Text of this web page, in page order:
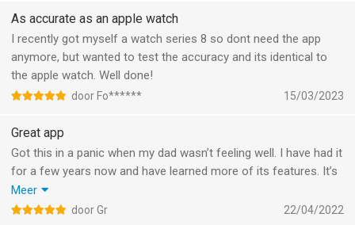
oximeters gebruikt in ziekenhuizen puls.
---------------------
Belangrijkste kenmerken:
√ hartslagmeting
√ Heart Rate Activity Zone Calculator
As accurate as an apple watch
I recently got myself a watch series 8 so dont need the app
anymore, but wanted to test the accuracy and its identical to
the apple watch. Well done!
door Fo****** 15/03/2023
Great app
Got this in a panic when my dad wasn’t feeling well. I have had it
for a few years now and have learned more of its features. It’s
really nice it shows you the heart rate diagram, since it helps
identify his specific heart condition and call for help sooner
Meer
door Gr 22/04/2022